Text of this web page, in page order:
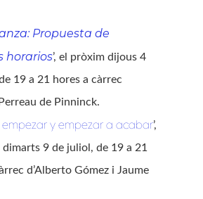
Propuesta de
horarios’, el pròxim dijous 4
19 a 21 hores a càrrec
de Pinninck.
empezar y empezar a acabar’,
9 de juliol, de 19 a 21
d’Alberto Gómez i Jaume